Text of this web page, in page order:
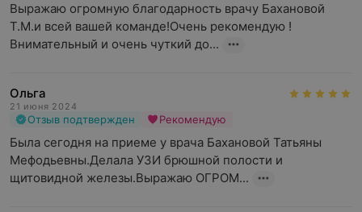
Выражаю огромную благодарность врачу Бахановой
Т.М.и всей вашей команде!Очень рекомендую !
Внимательный и очень чуткий до...
Ольга
21 июня 2024
Отзыв подтвержден Рекомендую
Была сегодня на приеме у врача Бахановой Татьяны
Мефодьевны.Делала УЗИ брюшной полости и
щитовидной железы.Выражаю ОГРОМ...